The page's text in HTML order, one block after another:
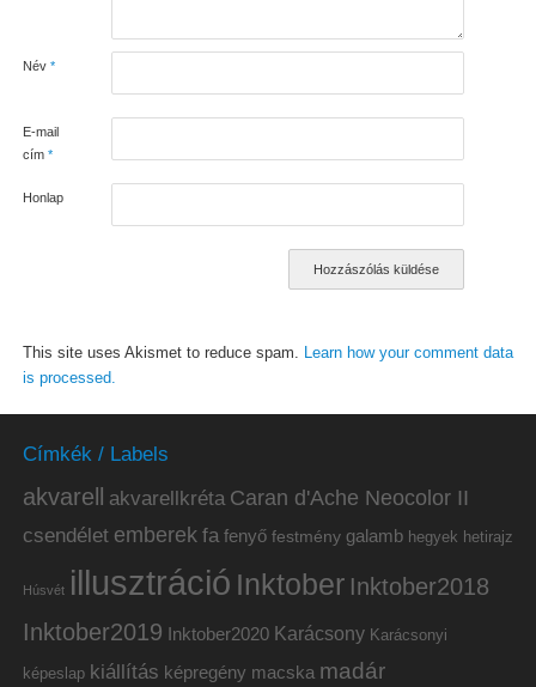
Név *
E-mail
cím *
Honlap
This site uses Akismet to reduce spam. Learn how your comment data
is processed.
Címkék / Labels
akvarell akvarellkréta Caran d'Ache Neocolor II
csendélet emberek fa fenyő festmény galamb hegyek hetirajz
Húsvét illusztráció Inktober Inktober2018
Inktober2019 Inktober2020 Karácsony Karácsonyi
képeslap kiállítás képregény macska madár